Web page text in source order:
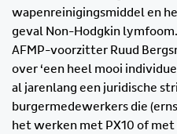
wapenreinigingsmiddel en
geval Non-Hodgkin lymfoom.
AFMP-voorzitter Ruud
over ‘een heel mooi
al jarenlang een juridische
burgermedewerkers die
het werken met PX10 of